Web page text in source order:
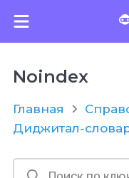
Noindex
Главная
Диджитал-